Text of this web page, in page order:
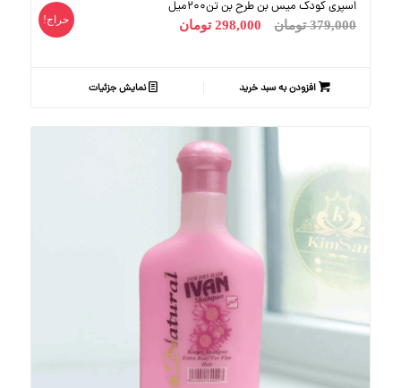
اسپری کودک میس بن طرح بن تن200میل
379,000 تومان 298,000 تومان حراج!
افزودن به سبد خرید نمایش جزئیات